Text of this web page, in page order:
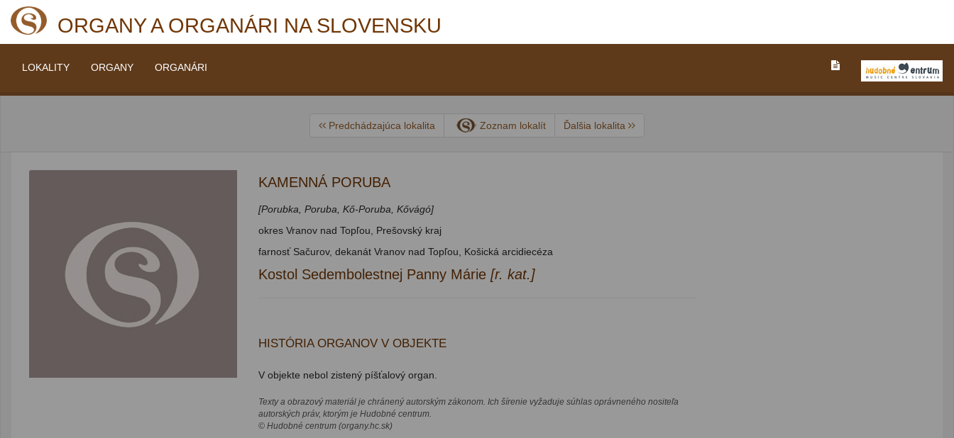
ORGANY A ORGANÁRI NA SLOVENSKU
LOKALITY ORGANY ORGANÁRI
Predchádzajúca lokalita Zoznam lokalít Ďalšia lokalita
KAMENNÁ PORUBA
[Porubka, Poruba, Kő-Poruba, Kővágó]
okres Vranov nad Topľou, Prešovský kraj
farnosť Sačurov, dekanát Vranov nad Topľou, Košická arcidiecéza
Kostol Sedembolestnej Panny Márie [r. kat.]
HISTÓRIA ORGANOV V OBJEKTE
V objekte nebol zistený píšťalový organ.
Texty a obrazový materiál je chránený autorským zákonom. Ich šírenie vyžaduje súhlas oprávneného nositeľa
autorských práv, ktorým je Hudobné centrum.
© Hudobné centrum (organy.hc.sk)